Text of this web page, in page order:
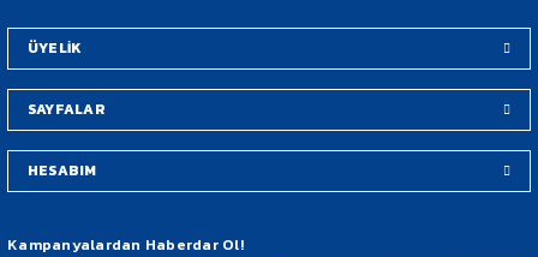
Bu ürüne benzer farklı alternatifler olmalı.
ÜYELİK
SAYFALAR
HESABIM
Kampanyalardan Haberdar Ol!